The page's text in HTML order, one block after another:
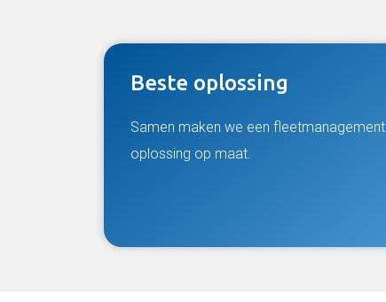
Beste oplossing
Samen maken we een fleetmanagement
oplossing op maat.